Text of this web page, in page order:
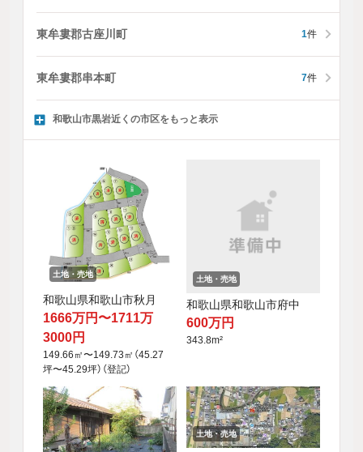
東牟婁郡古座川町 1件
東牟婁郡串本町 7件
和歌山市黒岩近くの市区をもっと表示
土地・売地
和歌山県和歌山市秋月
1666万円〜1711万
3000円
149.66㎡〜149.73㎡（45.27
坪〜45.29坪）（登記）
土地・売地
和歌山県和歌山市府中
600万円
343.8m²
土地・売地